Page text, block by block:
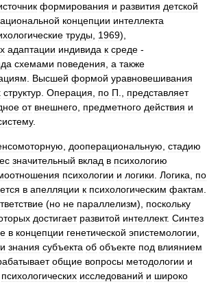
формирования и развития детской
концепции интеллекта
труды 1969),
адаптации индивида к среде -
схемами поведения а также
Высшей формой уравновешивания
структур Операция по П
представляет
от внешнего предметного действия и
.
дооперациональную стадию
значительный вклад в психологию
психологии и логики Логика
по
в апелляции к психологическим фактам
(но не параллелизм), поскольку
достигает развитой интеллект. Синтез
в концепции генетической эпистемологии
знания субъекта об объекте под влиянием
общие вопросы методологии и
психологических исследований и широко